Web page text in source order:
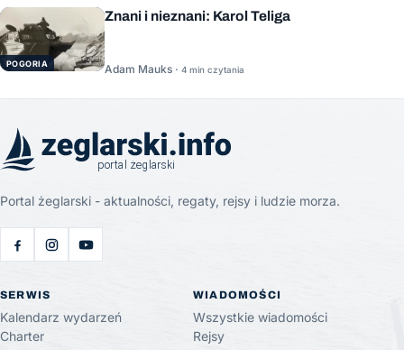
POGORIA
Znani i nieznani: Karol Teliga
Adam Mauks · 4 min czytania
Portal żeglarski - aktualności, regaty, rejsy i ludzie morza.
SERWIS
Kalendarz wydarzeń
Charter
WIADOMOŚCI
Wszystkie wiadomości
Rejsy